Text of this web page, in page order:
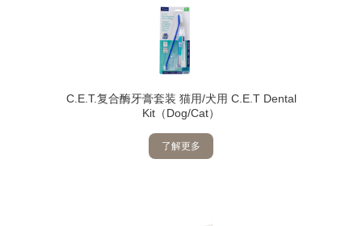
C.E.T.复合酶牙膏套装 猫用/犬用 C.E.T Dental
Kit（Dog/Cat）
了解更多